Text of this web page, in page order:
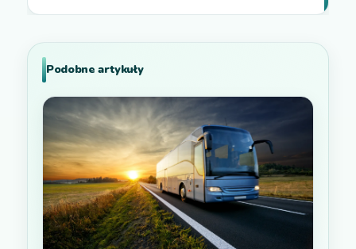
Podobne artykuły